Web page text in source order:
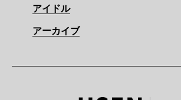
アイドル
アーカイブ